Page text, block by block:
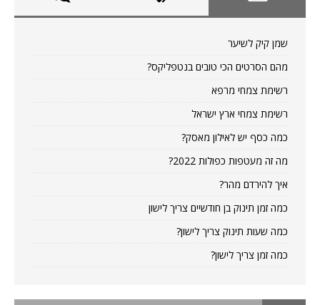
שמן קיק לשיער
מהם הסרטים הכי טובים בנטפליקס?
רשימת צמחי מרפא
רשימת צמחי ארץ ישראל
כמה כסף יש לאילון מאסק?
מה זה מעטפות כפולות 2022?
איך להירדם מהר?
כמה זמן תינוק בן חודשיים צריך לישון
כמה שעות תינוק צריך לישון?
כמה זמן צריך לישון?